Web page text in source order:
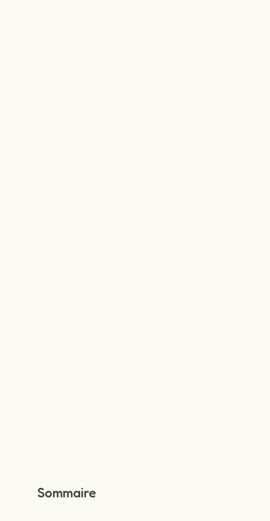
Sommaire